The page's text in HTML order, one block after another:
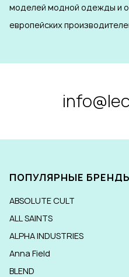
моделей модной одежды и
европейских
ПОПУЛЯРНЫЕ
ABSOLUTE CULT
ALL SAINTS
ALPHA INDUSTRIES
Anna Field
BLEND